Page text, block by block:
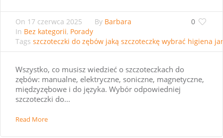
0
On 17 czerwca 2025 By Barbara
In Bez kategorii, Porady
Tags szczoteczki do zębów jaką szczoteczkę wybrać higiena
Wszystko, co musisz wiedzieć o szczoteczkach do
zębów: manualne, elektryczne, soniczne, magnetyczne,
międzyzębowe i do języka. Wybór odpowiedniej
szczoteczki do...
Read More